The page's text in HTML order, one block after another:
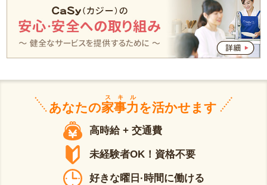
あなたの家事力
スキル
を活かせます
高時給 + 交通費
未経験者OK！資格不要
好きな曜日·時間に働ける